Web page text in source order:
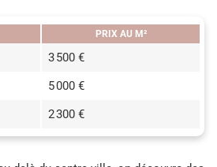
PRIX AU M²
3 500 €
5 000 €
2 300 €